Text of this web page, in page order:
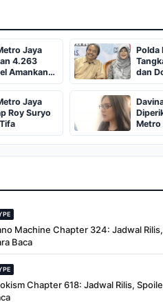
Jaya
4.263
Amankan
Demo di
Pusat
Polda
dan
Jaya
Roy Suryo
Metro
Machine Chapter 324: Jadwal
Baca
Chapter 618: Jadwal Rilis,